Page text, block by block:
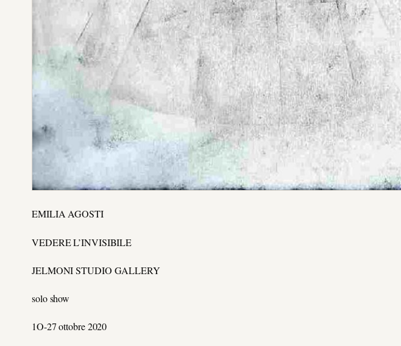
EMILIA AGOSTI
VEDERE L’INVISIBILE
JELMONI STUDIO GALLERY
solo show
1O-27 ottobre 2020